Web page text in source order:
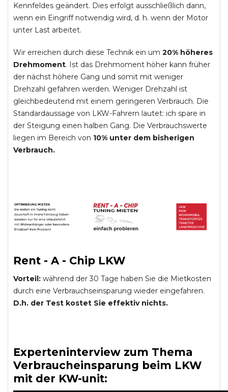
Kennfeldes geändert. Dies erfolgt ausschließlich dann,
wenn ein Eingriff notwendig wird, d. h. wenn der Motor
unter Last arbeitet.
Wir erreichen durch diese Technik ein um 20% höheres
Drehmoment. Ist das Drehmoment höher kann früher
der nächst höhere Gang und somit mit weniger
Drehzahl gefahren werden. Weniger Drehzahl ist
gleichbedeutend mit einem geringeren Verbrauch. Die
Standardaussage von LKW-Fahrern lautet: ich spare in
der Steigung einen halben Gang. Die Verbrauchswerte
liegen im Bereich von 10% unter dem bisherigen
Verbrauch.
Rent - A - Chip LKW
Vorteil: während der 30 Tage haben Sie die Mietkosten
durch eine Verbrauchseinsparung wieder eingefahren.
D.h. der Test kostet Sie effektiv nichts.
Experteninterview zum Thema
Verbraucheinsparung beim LKW
mit der KW-unit: